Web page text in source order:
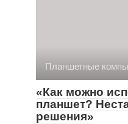
Планшетные
«Как можно
планшет?
решения»